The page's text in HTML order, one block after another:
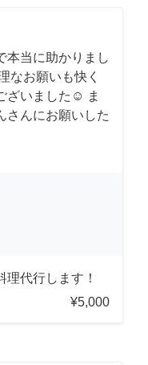
本当に助かりまし
なお願いも快く
ざいました☺️ ま
さんにお願いした
代行します！
¥5,000